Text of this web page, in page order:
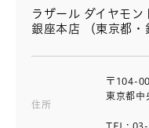
ラザール ダイヤモン
銀座本店 （東京都・
住所
〒104-
東京都
TEL: